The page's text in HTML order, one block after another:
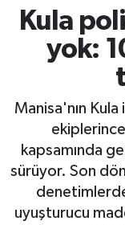
Kula
yok:
Manisa'nın
kapsamında
sürüyor. Son
uyuşturucu
Tüm
Son Dakika
Haber Arşivi